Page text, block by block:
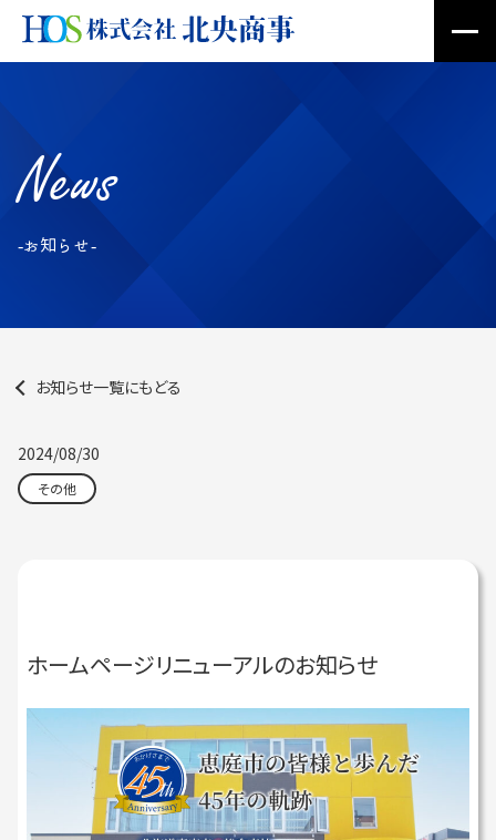
News
-お知らせ-
お知らせ一覧にもどる
2024/08/30
その他
ホームページリニューアルのお知らせ